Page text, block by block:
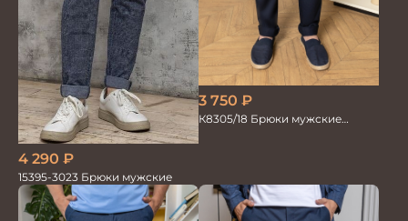
4 290 ₽
15395-3023 Брюки мужские
3 750 ₽
К8305/18 Брюки мужские